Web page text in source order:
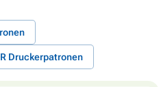
Druckerpatronen